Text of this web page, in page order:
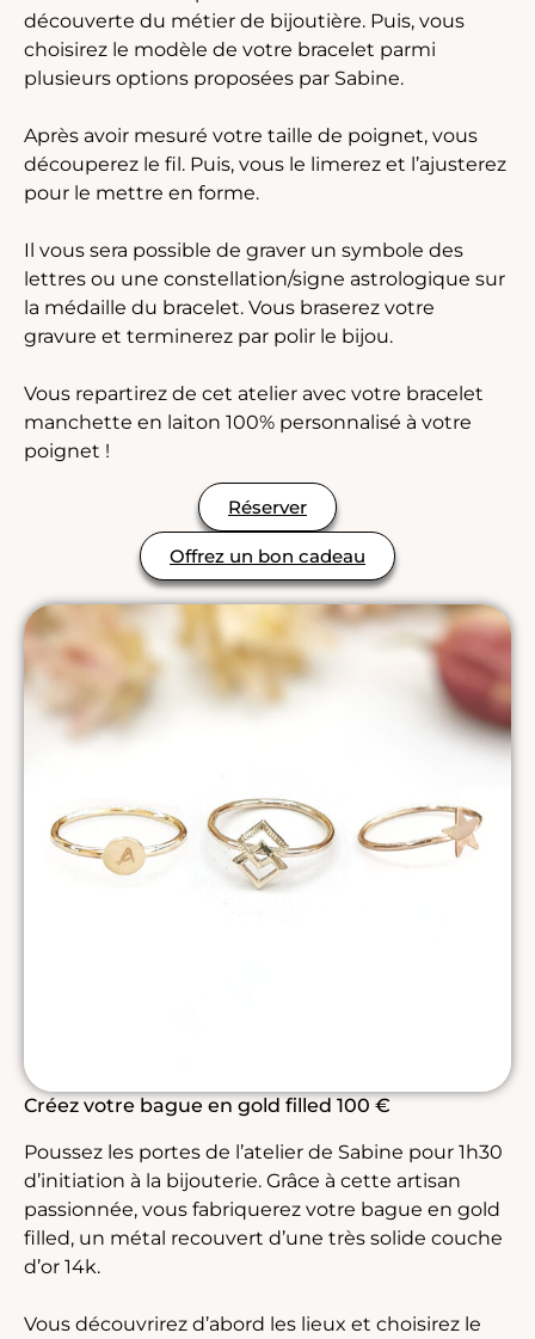
découverte du métier de bijoutière. Puis, vous
choisirez le modèle de votre bracelet parmi
plusieurs options proposées par Sabine.
Après avoir mesuré votre taille de poignet, vous
découperez le fil. Puis, vous le limerez et l’ajusterez
pour le mettre en forme.
Il vous sera possible de graver un symbole des
lettres ou une constellation/signe astrologique sur
la médaille du bracelet. Vous braserez votre
gravure et terminerez par polir le bijou.
Vous repartirez de cet atelier avec votre bracelet
manchette en laiton 100% personnalisé à votre
poignet !
Réserver
Offrez un bon cadeau
Créez votre bague en gold filled 100 €
Poussez les portes de l’atelier de Sabine pour 1h30
d’initiation à la bijouterie. Grâce à cette artisan
passionnée, vous fabriquerez votre bague en gold
filled, un métal recouvert d’une très solide couche
d’or 14k.
Vous découvrirez d’abord les lieux et choisirez le